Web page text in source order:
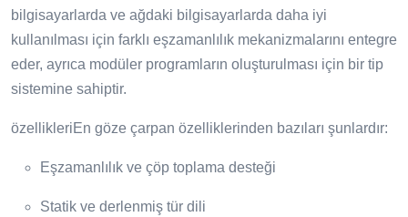
bilgisayarlarda ve ağdaki bilgisayarlarda daha iyi
kullanılması için farklı eşzamanlılık mekanizmalarını entegre
eder, ayrıca modüler programların oluşturulması için bir tip
sistemine sahiptir.
özellikleriEn göze çarpan özelliklerinden bazıları şunlardır:
Eşzamanlılık ve çöp toplama desteği
Statik ve derlenmiş tür dili